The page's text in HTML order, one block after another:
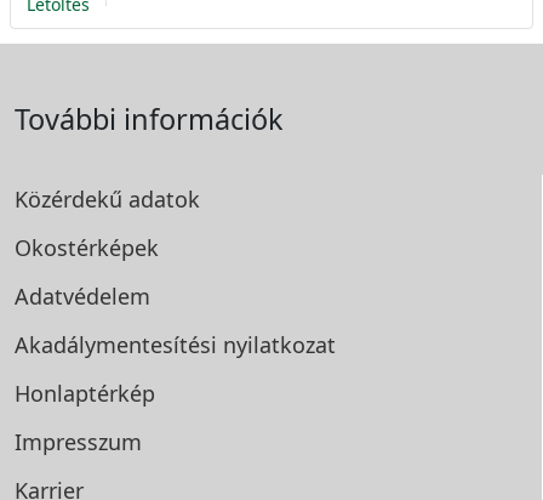
További információk
Közérdekű adatok
Okostérképek
Adatvédelem
Akadálymentesítési nyilatkozat
Honlaptérkép
Impresszum
Karrier